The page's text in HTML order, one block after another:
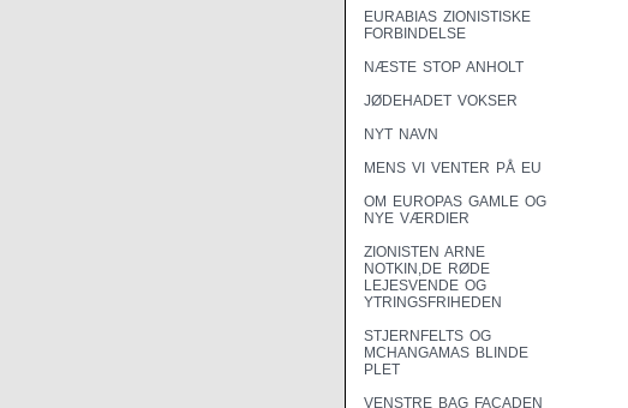
EURABIAS ZIONISTISKE
FORBINDELSE
NÆSTE STOP ANHOLT
JØDEHADET VOKSER
NYT NAVN
MENS VI VENTER PÅ EU
OM EUROPAS GAMLE OG
NYE VÆRDIER
ZIONISTEN ARNE
NOTKIN,DE RØDE
LEJESVENDE OG
YTRINGSFRIHEDEN
STJERNFELTS OG
MCHANGAMAS BLINDE
PLET
VENSTRE BAG FACADEN